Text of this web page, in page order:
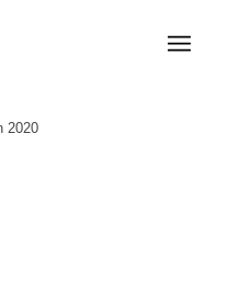
2020